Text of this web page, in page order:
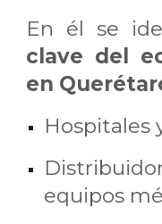
En él se
clave del
en
Hospitales
equipos